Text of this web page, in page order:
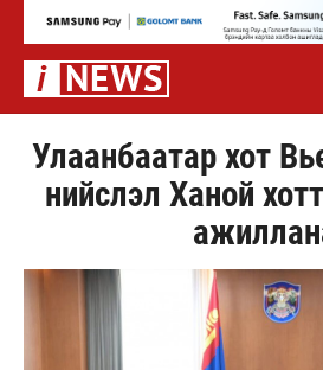
Улаанбаатар хот
нийслэл Ханой